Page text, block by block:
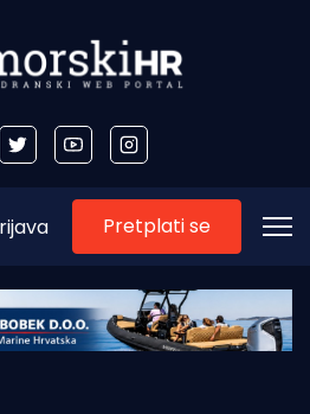
Pretplati se